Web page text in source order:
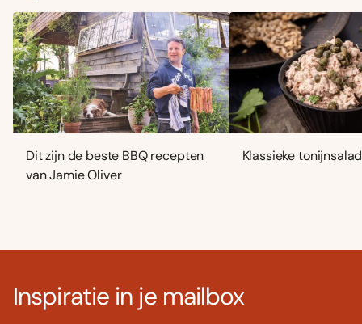
Dit zijn de beste BBQ recepten
van Jamie Oliver
Klassieke
Inspiratie in je mailbox